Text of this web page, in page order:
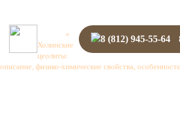
»
Холинские
цеолиты:
описание, физико-химические свойства,